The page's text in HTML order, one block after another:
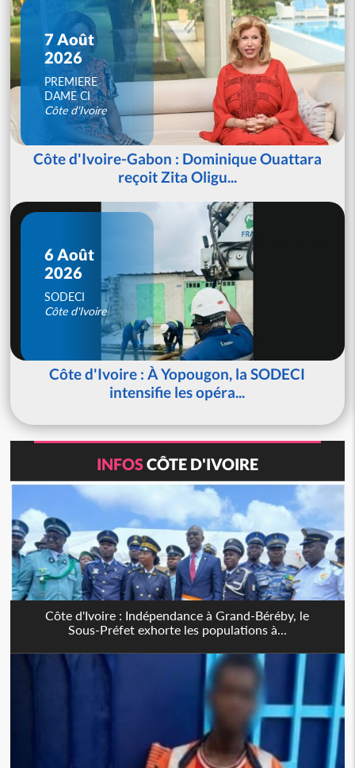
7 Août
2026
PREMIERE
DAME CI
Côte d'Ivoire
Côte d'Ivoire-Gabon : Dominique Ouattara
reçoit Zita Oligu...
6 Août
2026
SODECI
Côte d'Ivoire
Côte d'Ivoire : À Yopougon, la SODECI
intensifie les opéra...
INFOSCÔTE D'IVOIRE
Côte d'Ivoire : Indépendance à Grand-Béréby, le
Sous-Préfet exhorte les populations à...